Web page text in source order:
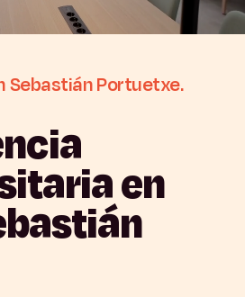
SebastiánPortuetxe.
en